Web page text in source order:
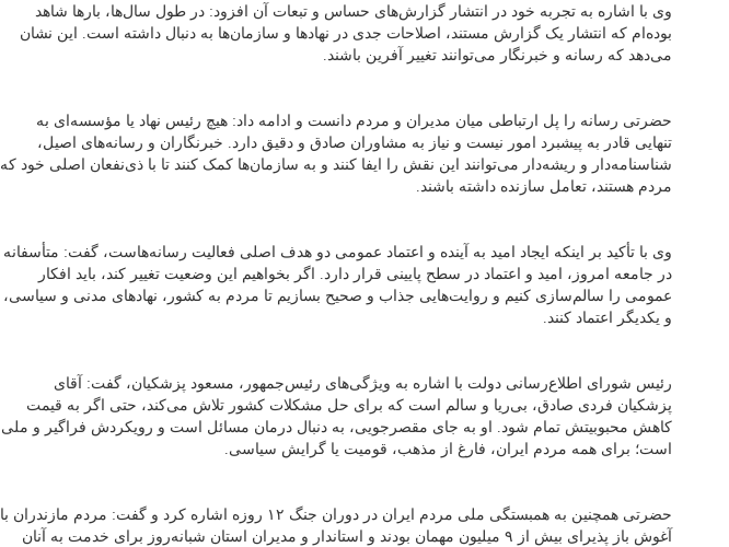
وی با اشاره به تجربه خود در انتشار گزارش‌های حساس و تبعات آن افزود: در طول سال‌ها، بارها شاهد
بوده‌ام که انتشار یک گزارش مستند، اصلاحات جدی در نهادها و سازمان‌ها به دنبال داشته است. این نشان
می‌دهد که رسانه و خبرنگار می‌توانند تغییر آفرین باشند.
حضرتی رسانه را پل ارتباطی میان مدیران و مردم دانست و ادامه داد: هیچ رئیس نهاد یا مؤسسه‌ای به
تنهایی قادر به پیشبرد امور نیست و نیاز به مشاوران صادق و دقیق دارد. خبرنگاران و رسانه‌های اصیل،
شناسنامه‌دار و ریشه‌دار می‌توانند این نقش را ایفا کنند و به سازمان‌ها کمک کنند تا با ذی‌نفعان اصلی خود که
مردم هستند، تعامل سازنده داشته باشند.
وی با تأکید بر اینکه ایجاد امید به آینده و اعتماد عمومی دو هدف اصلی فعالیت رسانه‌هاست، گفت: متأسفانه
در جامعه امروز، امید و اعتماد در سطح پایینی قرار دارد. اگر بخواهیم این وضعیت تغییر کند، باید افکار
عمومی را سالم‌سازی کنیم و روایت‌هایی جذاب و صحیح بسازیم تا مردم به کشور، نهادهای مدنی و سیاسی،
و یکدیگر اعتماد کنند.
رئیس شورای اطلاع‌رسانی دولت با اشاره به ویژگی‌های رئیس‌جمهور، مسعود پزشکیان، گفت: آقای
پزشکیان فردی صادق، بی‌ریا و سالم است که برای حل مشکلات کشور تلاش می‌کند، حتی اگر به قیمت
کاهش محبوبیتش تمام شود. او به جای مقصرجویی، به دنبال درمان مسائل است و رویکردش فراگیر و ملی
است؛ برای همه مردم ایران، فارغ از مذهب، قومیت یا گرایش سیاسی.
حضرتی همچنین به همبستگی ملی مردم ایران در دوران جنگ ۱۲ روزه اشاره کرد و گفت: مردم مازندران با
آغوش باز پذیرای بیش از ۹ میلیون مهمان بودند و استاندار و مدیران استان شبانه‌روز برای خدمت به آنان